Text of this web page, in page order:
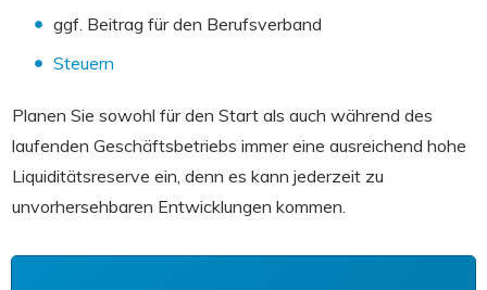
ggf. Beitrag für den Berufsverband
Steuern
Planen Sie sowohl für den Start als auch während des
laufenden Geschäftsbetriebs immer eine ausreichend hohe
Liquiditätsreserve ein, denn es kann jederzeit zu
unvorhersehbaren Entwicklungen kommen.